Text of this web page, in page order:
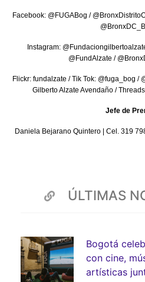
Facebook: @FUGABog /
Instagram:
@FundAlzate /
Flickr: fundalzate / Tik Tok: @fuga_bog /
Gilberto Alzate Avendaño /
Jefe de
Daniela Bejarano Quintero | Cel. 319
ÚLTIMAS
Bogotá
con cine,
artísticas